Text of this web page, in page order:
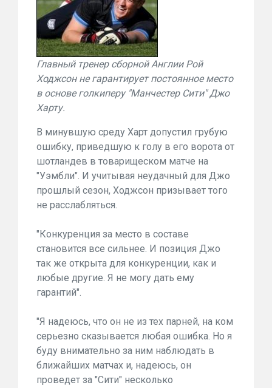
Главный тренер сборной Англии Рой
Ходжсон не гарантирует постоянное место
в основе голкиперу "Манчестер Сити" Джо
Харту.
В минувшую среду Харт допустил грубую
ошибку, приведшую к голу в его ворота от
шотландев в товарищеском матче на
"Уэмбли". И учитывая неудачный для Джо
прошлый сезон, Ходжсон призывает того
не расслабляться.
"Конкуренция за место в составе
становится все сильнее. И позиция Джо
так же открыта для конкуренции, как и
любые другие. Я не могу дать ему
гарантий".
"Я надеюсь, что он не из тех парней, на ком
серьезно сказывается любая ошибка. Но я
буду внимательно за ним наблюдать в
ближайших матчах и, надеюсь, он
проведет за "Сити" несколько